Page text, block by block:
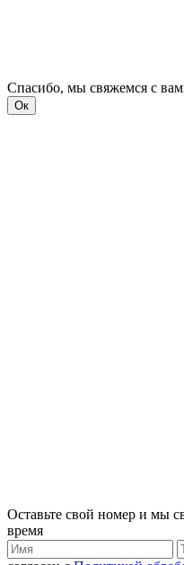
Спасибо, мы свяжемся с
Ок
Оставьте свой номер и мы
время